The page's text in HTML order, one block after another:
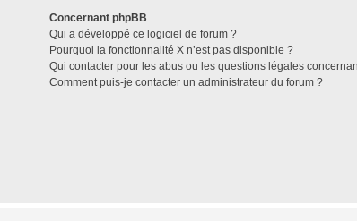
Concernant phpBB
Qui a développé ce logiciel de forum ?
Pourquoi la fonctionnalité X n’est pas disponible ?
Qui contacter pour les abus ou les questions légales
Comment puis-je contacter un administrateur du forum ?